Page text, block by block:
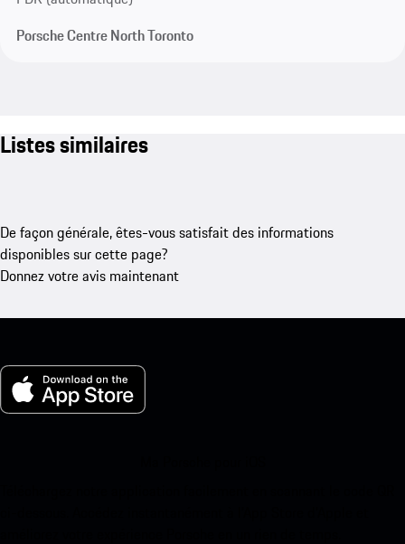
Porsche Centre North Toronto
Listes similaires
De façon générale, êtes-vous satisfait des informations
disponibles sur cette page?
Donnez votre avis maintenant